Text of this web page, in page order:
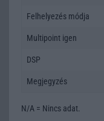
Felhelyezés módja
Multipoint igen
DSP
Megjegyzés
N/A = Nincs adat.